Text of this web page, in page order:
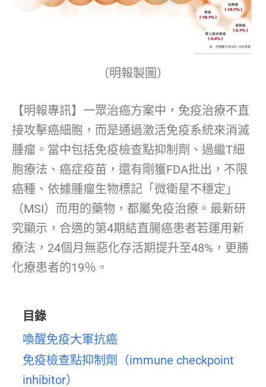
（明報製圖）
【明報專訊】一眾治癌方案中，免疫治療不直
接攻擊癌細胞，而是通過激活免疫系統來消滅
腫瘤。當中包括免疫檢查點抑制劑、過繼T細
胞療法、癌症疫苗，還有剛獲FDA批出，不限
癌種、依據腫瘤生物標記「微衛星不穩定」
（MSI）而用的藥物，都屬免疫治療。最新研
究顯示，合適的第4期結直腸癌患者若運用新
療法，24個月無惡化存活期提升至48%，更勝
化療患者的19％。
目錄
喚醒免疫大軍抗癌
免疫檢查點抑制劑（immune checkpoint
inhibitor）